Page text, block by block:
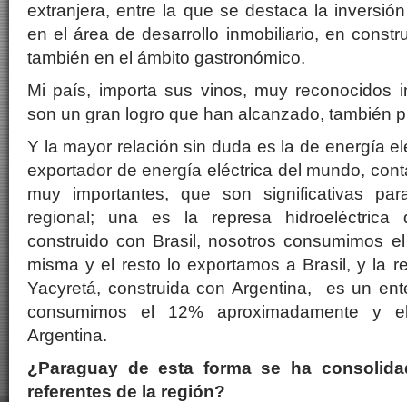
extranjera, entre la que se destaca la
en el área de desarrollo inmobiliario, en
también en el ámbito gastronómico.
Mi país, importa sus vinos, muy reconocidos
son un gran logro que han alcanzado, también
Y la mayor relación sin duda es la de energía
exportador de energía eléctrica del mundo,
muy importantes, que son significativas
regional; una es la represa hidroeléctrica
construido con Brasil, nosotros consumimos
misma y el resto lo exportamos a Brasil, y la
Yacyretá, construida con Argentina, es un
consumimos el 12% aproximadamente y
Argentina.
¿Paraguay de esta forma se ha
referentes de la región?